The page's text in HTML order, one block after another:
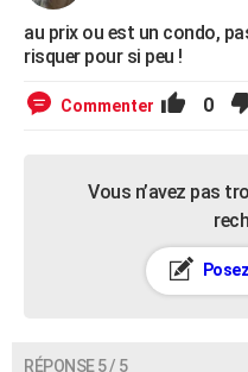
au prix ou est un condo,
risquer pour si peu !
Commenter 0
Vous n’avez pas
RÉPONSE 5 / 5